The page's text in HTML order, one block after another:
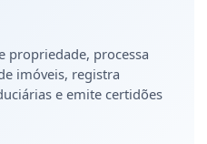
propriedade, processa
imóveis, registra
e emite certidões